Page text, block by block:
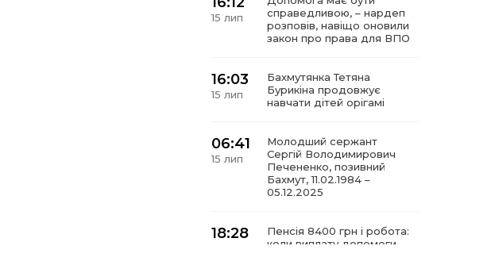
15 лип
справедливою, – нардеп
розповів, навіщо оновили
закон про права для ВПО
16:03
15 лип
Бахмутянка Тетяна
Бурикіна продовжує
навчати дітей орігамі
06:41
15 лип
Молодший сержант
Сергій Володимирович
Печененко, позивний
Бахмут, 11.02.1984 –
05.12.2025
18:28
Пенсія 8400 грн і робота:
коли виплату допомоги